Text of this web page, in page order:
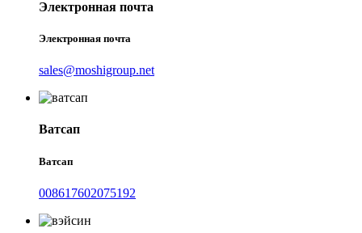
Электронная почта
Электронная почта
sales@moshigroup.net
Ватсап
Ватсап
008617602075192